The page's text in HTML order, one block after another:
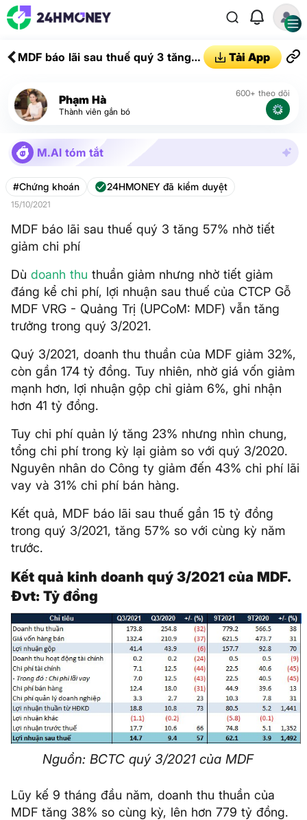
MDF báo lãi sau thuế quý 3 tăng
Tải App
Phạm Hà
Thành viên gắn bó
600+ theo dõi
M.AI tóm tắt
#Chứng khoán 24HMONEY đã kiểm duyệt
15/10/2021
MDF báo lãi sau thuế quý 3 tăng 57% nhờ tiết
giảm chi phí
Dù doanh thu thuần giảm nhưng nhờ tiết giảm
đáng kể chi phí, lợi nhuận sau thuế của CTCP Gỗ
MDF VRG - Quảng Trị (UPCoM: MDF) vẫn tăng
trưởng trong quý 3/2021.
Quý 3/2021, doanh thu thuần của MDF giảm 32%,
còn gần 174 tỷ đồng. Tuy nhiên, nhờ giá vốn giảm
mạnh hơn, lợi nhuận gộp chỉ giảm 6%, ghi nhận
hơn 41 tỷ đồng.
Tuy chi phí quản lý tăng 23% nhưng nhìn chung,
tổng chi phí trong kỳ lại giảm so với quý 3/2020.
Nguyên nhân do Công ty giảm đến 43% chi phí lãi
vay và 31% chi phí bán hàng.
Kết quả, MDF báo lãi sau thuế gần 15 tỷ đồng
trong quý 3/2021, tăng 57% so với cùng kỳ năm
trước.
Kết quả kinh doanh quý 3/2021 của MDF.
Đvt: Tỷ đồng
Nguồn: BCTC quý 3/2021 của MDF
Lũy kế 9 tháng đầu năm, doanh thu thuần của
MDF tăng 38% so cùng kỳ, lên hơn 779 tỷ đồng.